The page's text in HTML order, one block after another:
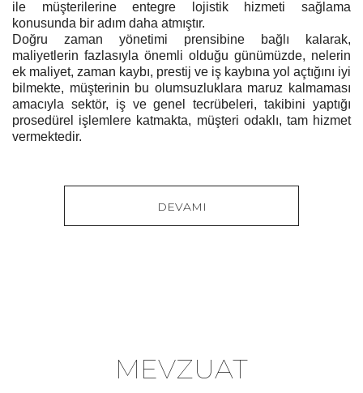
ile müşterilerine entegre lojistik hizmeti sağlama
konusunda bir adım daha atmıştır.
Doğru zaman yönetimi prensibine bağlı kalarak,
maliyetlerin fazlasıyla önemli olduğu günümüzde, nelerin
ek maliyet, zaman kaybı, prestij ve iş kaybına yol açtığını iyi
bilmekte, müşterinin bu olumsuzluklara maruz kalmaması
amacıyla sektör, iş ve genel tecrübeleri, takibini yaptığı
prosedürel işlemlere katmakta, müşteri odaklı, tam hizmet
vermektedir.
DEVAMI
MEVZUAT
Haziran 2025 Referans Fiyat...
PETROKİMYASAL ÜRÜNLERİ
REFERANS FİYATLARI AİT OLDUĞU
DÖNEM: 2 - 8 Haziran 2025 BİRİM : ABD
DOLARI/TON G. T. İ. P. ÜRÜN ADI...
Incoterms 2010’da yer alan 11 adet
teslim şekli, “tüm taşıma türlerini
Dış Ticarette Ödeme Şekilleri Uluslararası